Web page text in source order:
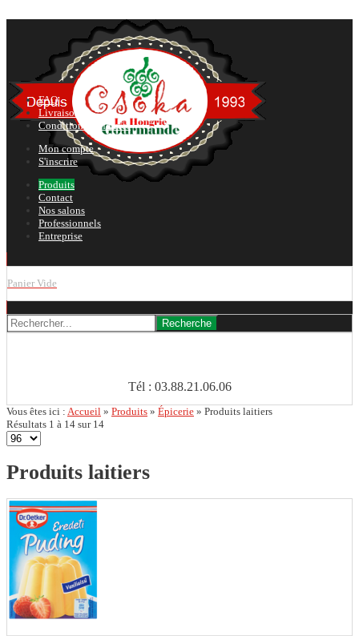
FAQ
Livraison
Conditions générales
Mon compte
S'inscrire
Produits
Contact
Nos salons
Professionnels
Entreprise
Panier Vide
Tél : 03.88.21.06.06
Vous êtes ici : Accueil » Produits » Épicerie » Produits laitiers
Résultats 1 à 14 sur 14
Produits laitiers